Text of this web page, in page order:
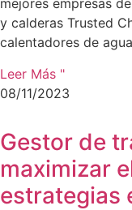
mejores empresas
y calderas Trusted
calentadores de
Leer Más "
08/11/2023
Gestor de
maximizar
estrategias